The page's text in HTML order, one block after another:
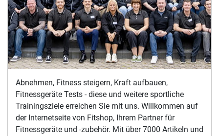
Abnehmen, Fitness steigern, Kraft aufbauen,
Fitnessgeräte Tests - diese und weitere sportliche
Trainingsziele erreichen Sie mit uns. Willkommen auf
der Internetseite von Fitshop, Ihrem Partner für
Fitnessgeräte und -zubehör. Mit über 7000 Artikeln und